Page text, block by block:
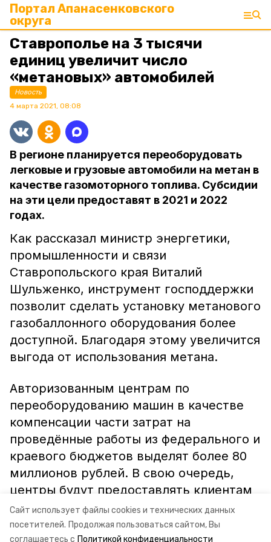
Сайт использует файлы cookies и технических данных
посетителей. Продолжая пользоваться сайтом, Вы
соглашаетесь с Политикой конфиденциальности
Портал Апанасенковского
округа
Ставрополье на 3 тысячи
единиц увеличит число
«метановых» автомобилей
Новость
4 марта 2021, 08:08
В регионе планируется переоборудовать
легковые и грузовые автомобили на метан в
качестве газомоторного топлива. Субсидии
на эти цели предоставят в 2021 и 2022
годах.
Как рассказал министр энергетики,
промышленности и связи
Ставропольского края Виталий
Шульженко, инструмент господдержки
позволит сделать установку метанового
газобаллонного оборудования более
доступной. Благодаря этому увеличится
выгода от использования метана.
Авторизованным центрам по
переоборудованию машин в качестве
компенсации части затрат на
проведённые работы из федерального и
краевого бюджетов выделят более 80
миллионов рублей. В свою очередь,
центры будут предоставлять клиентам
соразмерную скидку, пишет
информагентство «Победа26».